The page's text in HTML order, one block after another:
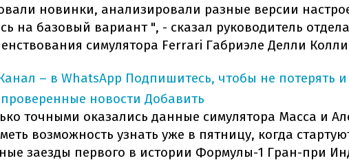
новинки, анализировали разные версии
на базовый вариант ", - сказал руководитель отдела
симулятора Ferrari Габриэле Делли
– в WhatsApp Подпишитесь, чтобы не потерять и
новости Добавить
точными оказались данные симулятора Масса и
возможность узнать уже в пятницу, когда
заезды первого в истории Формулы-1 Гран-при